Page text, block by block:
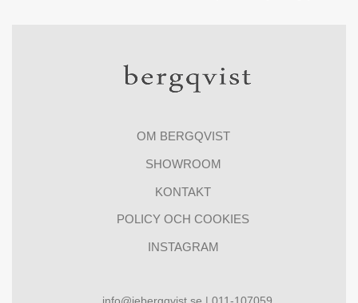
OM BERGQVIST
SHOWROOM
KONTAKT
POLICY OCH COOKIES
INSTAGRAM
info@jebergqvist.se | 011-107059